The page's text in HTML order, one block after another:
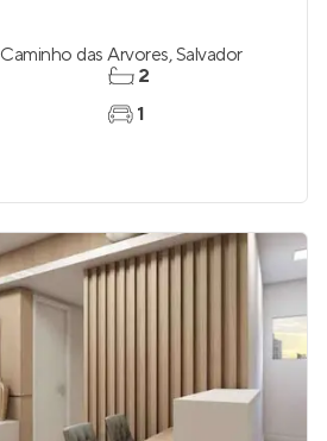
Caminho das Árvores,Salvador
2
1